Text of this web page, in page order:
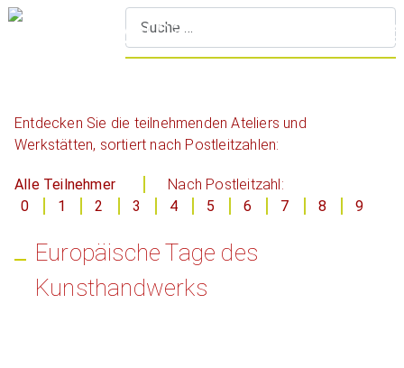
Entdecken Sie die teilnehmenden Ateliers und
Werkstätten, sortiert nach Postleitzahlen:
Alle Teilnehmer
Nach Postleitzahl:
0
1 2 3 4 5 6 7 8 9
Europäische Tage des
Kunsthandwerks